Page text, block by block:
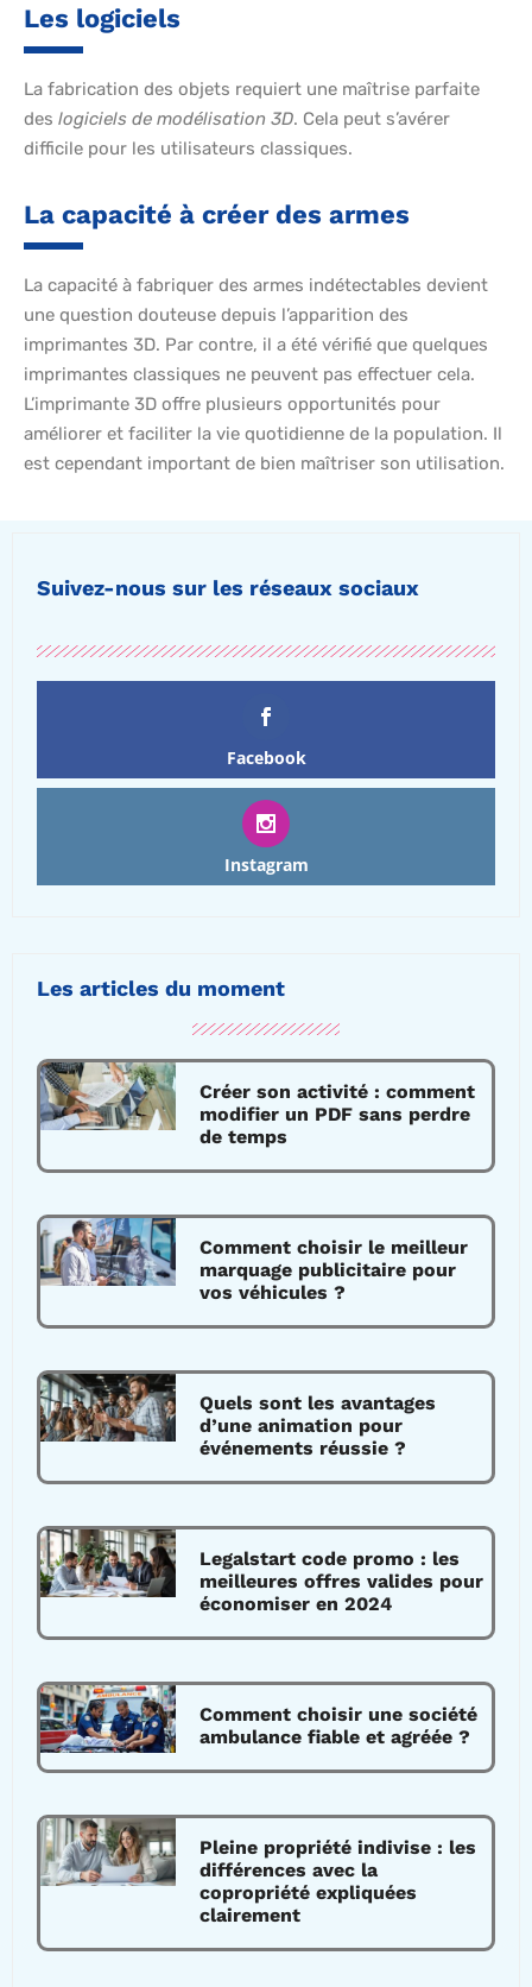
Les logiciels
La fabrication des objets requiert une maîtrise parfaite
des logiciels de modélisation 3D. Cela peut s’avérer
difficile pour les utilisateurs classiques.
La capacité à créer des armes
La capacité à fabriquer des armes indétectables devient
une question douteuse depuis l’apparition des
imprimantes 3D. Par contre, il a été vérifié que quelques
imprimantes classiques ne peuvent pas effectuer cela.
L’imprimante 3D offre plusieurs opportunités pour
améliorer et faciliter la vie quotidienne de la population. Il
est cependant important de bien maîtriser son utilisation.
Suivez-nous sur les réseaux sociaux
Facebook
Instagram
Les articles du moment
Créer son activité : comment
modifier un PDF sans perdre
de temps
Comment choisir le meilleur
marquage publicitaire pour
vos véhicules ?
Quels sont les avantages
d’une animation pour
événements réussie ?
Legalstart code promo : les
meilleures offres valides pour
économiser en 2024
Comment choisir une société
ambulance fiable et agréée ?
Pleine propriété indivise : les
différences avec la
copropriété expliquées
clairement